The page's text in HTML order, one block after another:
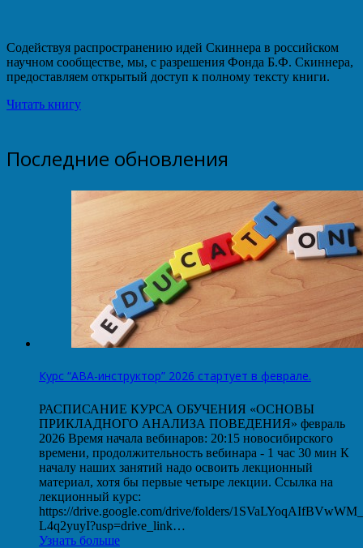
Содействуя распространению идей Скиннера в российском
научном сообществе, мы, с разрешения Фонда Б.Ф. Скиннера,
предоставляем открытый доступ к полному тексту книги.
Читать книгу
Последние обновления
Курс “АВА-инструктор” 2026 стартует в феврале.
РАСПИСАНИЕ КУРСА ОБУЧЕНИЯ «ОСНОВЫ
ПРИКЛАДНОГО АНАЛИЗА ПОВЕДЕНИЯ» февраль
2026 Время начала вебинаров: 20:15 новосибирского
времени, продолжительность вебинара - 1 час 30 мин К
началу наших занятий надо освоить лекционный
материал, хотя бы первые четыре лекции. Ссылка на
лекционный курс:
https://drive.google.com/drive/folders/
L4q2yuyI?usp=drive_link…
Узнать больше